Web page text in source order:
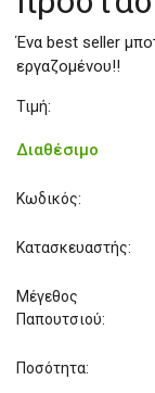
Ένα best seller
εργαζομένου!!
Τιμή:
Διαθέσιμο
Κωδικός:
Κατασκευαστής:
Μέγεθος
Παπουτσιού:
Ποσότητα: